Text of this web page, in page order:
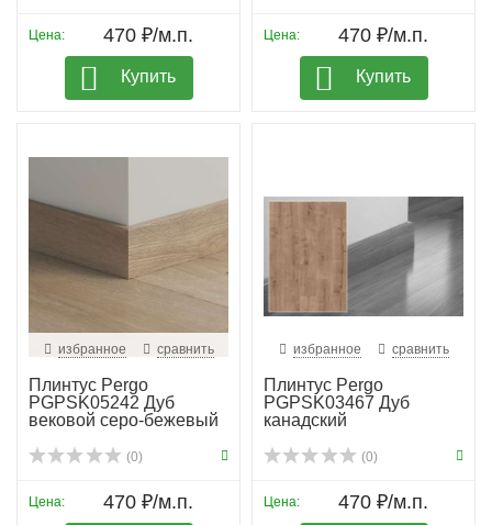
Цена: 470 ₽/м.п.
Купить
Цена: 470 ₽/м.п.
Купить
избранное сравнить
Плинтус Pergo
PGPSK05242 Дуб
вековой серо-бежевый
(0)
Цена: 470 ₽/м.п.
избранное сравнить
Плинтус Pergo
PGPSK03467 Дуб
канадский
(0)
Цена: 470 ₽/м.п.